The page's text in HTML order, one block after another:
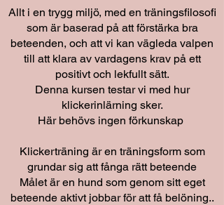
Allt i en trygg miljö, med en träningsfilosofi
som är baserad på att förstärka bra
beteenden, och att vi kan vägleda valpen
till att klara av vardagens krav på ett
positivt och lekfullt sätt.
Denna kursen testar vi med hur
klickerinlärning sker.
Här behövs ingen förkunskap
Klickerträning är en träningsform som
grundar sig att fånga rätt beteende
Målet är en hund som genom sitt eget
beteende aktivt jobbar för att få belöning..